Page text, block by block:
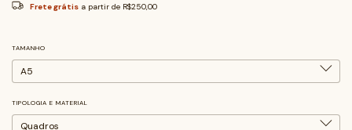
Frete grátis a partir de R$250,00
TAMANHO
TIPOLOGIA E MATERIAL